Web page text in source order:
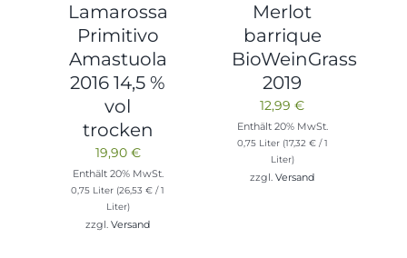
Lamarossa
Primitivo
Amastuola
2016 14,5 %
vol
trocken
19,90 €
Enthält 20% MwSt.
0,75 Liter (26,53€ / 1
Liter)
zzgl.Versand
Merlot
barrique
BioWeinGrass
2019
12,99€
Enthält 20% MwSt.
0,75 Liter (17,32 €/ 1
Liter)
zzgl.Versand